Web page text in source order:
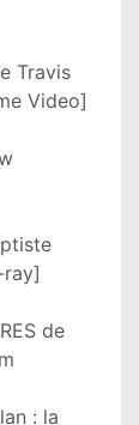
Travis
Video]
de
: la